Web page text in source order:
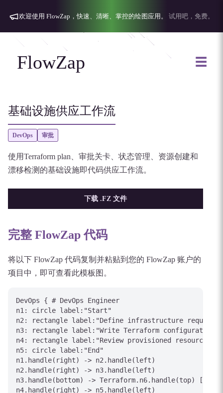
欢迎使用 FlowZap，快速、清晰、掌控的绘图应用。 试用吧，免费。
FlowZap ☰
基础设施供应工作流
DevOps 审批
使用Terraform plan、审批关卡、状态管理、资源创建和
漂移检测的基础设施即代码供应工作流。
下载 .FZ 文件
完整 FlowZap 代码
将以下 FlowZap 代码复制并粘贴到您的 FlowZap 账户的
项目中，即可查看此模板图。
DevOps { # DevOps Engineer
n1: circle label:"Start"
n2: rectangle label:"Define infrastructure
n3: rectangle label:"Write Terraform configuration"
n4: rectangle label:"Review provisioned resources"
n5: circle label:"End"
n1.handle(right) -> n2.handle(left)
n2.handle(right) -> n3.handle(left)
n3.handle(bottom) -> Terraform.n6.handle(top)
n4.handle(right) -> n5.handle(left)